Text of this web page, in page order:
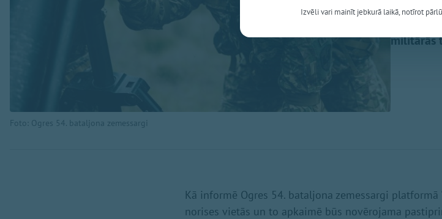
Foto: Ogres 54. bataljona zemessargi
militārās
Kā informē Ogres 54. bataljona zemessargi
norises vietās un to apkaimē būs novērojama
Izvēli vari mainīt jebkurā laikā, notīrot